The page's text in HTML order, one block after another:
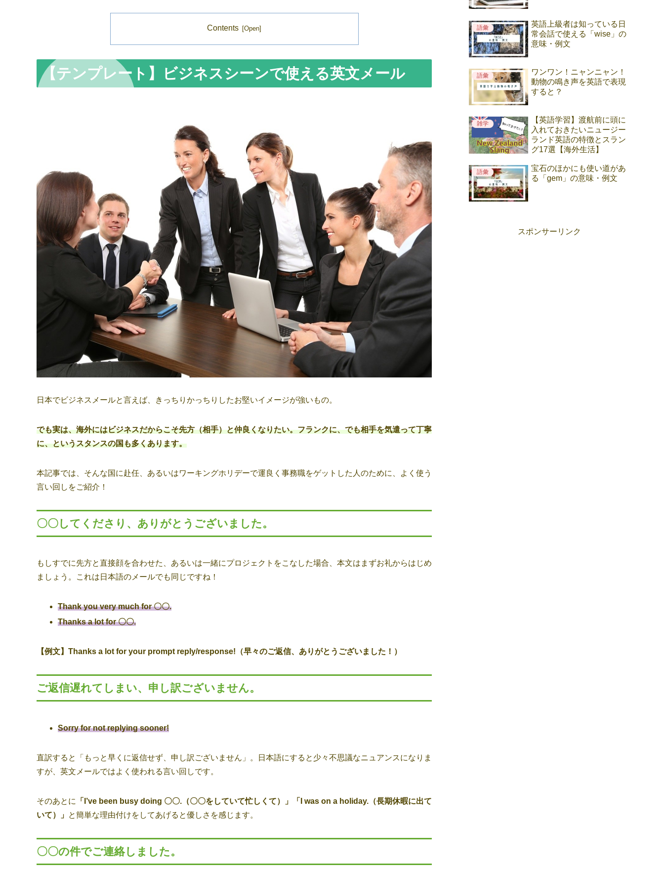
Contents
【テンプレート】ビジネスシーンで使える英文メール
日本でビジネスメールと言えば、きっちりかっちりしたお堅いイメージが強いもの。
でも実は、海外にはビジネスだからこそ先方（相手）と仲良くなりたい。フランクに、でも相手を気遣って丁寧
に、というスタンスの国も多くあります。
本記事では、そんな国に赴任、あるいはワーキングホリデーで運良く事務職をゲットした人のために、よく使う
言い回しをご紹介！
〇〇してくださり、ありがとうございました。
もしすでに先方と直接顔を合わせた、あるいは一緒にプロジェクトをこなした場合、本文はまずお礼からはじめ
ましょう。これは日本語のメールでも同じですね！
Thank you very much for 〇〇.
Thanks a lot for 〇〇.
【例文】Thanks a lot for your prompt reply/response!（早々のご返信、ありがとうございました！）
ご返信遅れてしまい、申し訳ございません。
Sorry for not replying sooner!
直訳すると「もっと早くに返信せず、申し訳ございません」。日本語にすると少々不思議なニュアンスになりま
すが、英文メールではよく使われる言い回しです。
そのあとに
「I’ve been busy doing 〇〇.（〇〇をしていて忙しくて）」「I was on a holiday.（長期休暇に出て
いて）」 と簡単な理由付けをしてあげると優しさを感じます。
〇〇の件でご連絡しました。
語彙
英語上級者は知っている日
常会話で使える「wise」の
意味・例文
語彙
ワンワン！ニャンニャン！
動物の鳴き声を英語で表現
すると？
雑学
【英語学習】渡航前に頭に
入れておきたいニュージー
ランド英語の特徴とスラン
グ17選【海外生活】
語彙
宝石のほかにも使い道があ
る「gem」の意味・例文
スポンサーリンク